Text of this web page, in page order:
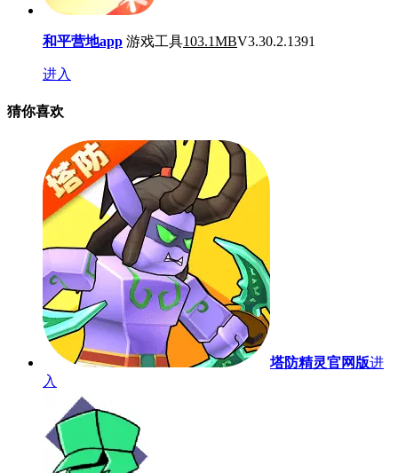
和平营地app 游戏工具103.1MBV3.30.2.1391
进入
猜你喜欢
塔防精灵官网版进
入